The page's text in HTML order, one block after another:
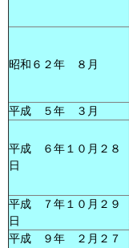
昭和６２年 ８月
平成 ５年 ３月
平成 ６年１０月２８
日
平成 ７年１０月２９
日
平成 ９年 ２月２７